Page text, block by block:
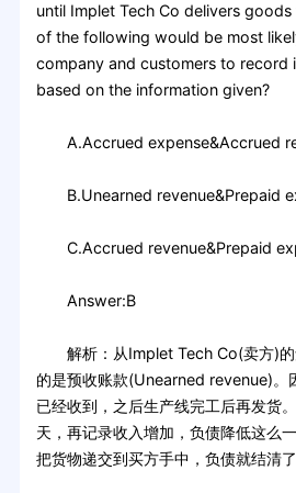
until Implet Tech Co delivers
of the following would be most
company and customers to record
based on the information given?
A.Accrued expense&Accrued
B.Unearned revenue&Prepaid
C.Accrued revenue&Prepaid
Answer:B
解析：从Implet Tech Co(卖方)的
的是预收账款(Unearned revenue)。
已经收到，之后生产线完工后再发货
天，再记录收入增加，负债降低这么
把货物递交到买方手中，负债就结清了